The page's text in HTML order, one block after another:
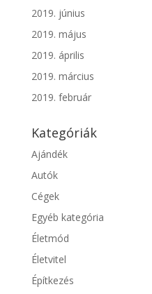
2019. június
2019. május
2019. április
2019. március
2019. február
Kategóriák
Ajándék
Autók
Cégek
Egyéb kategória
Életmód
Életvitel
Építkezés